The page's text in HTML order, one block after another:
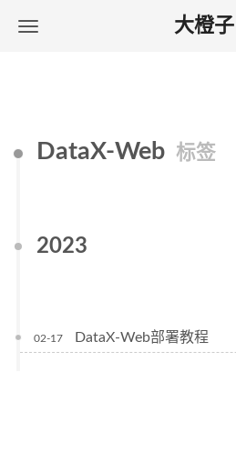
大橙子
DataX-Web 标签
2023
02-17 DataX-Web部署教程